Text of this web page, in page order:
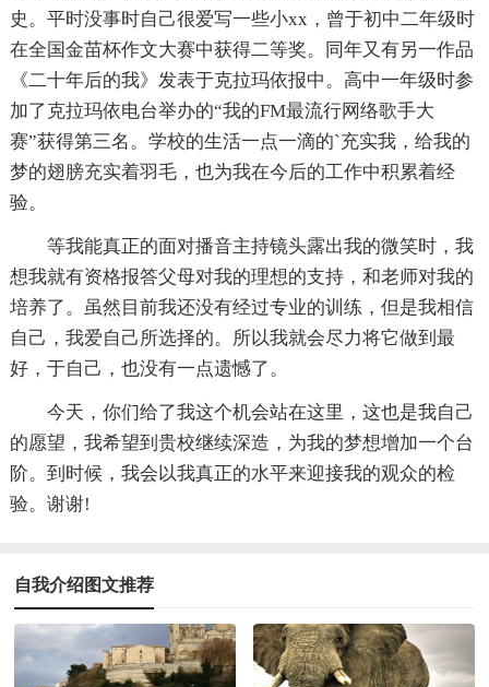
史。平时没事时自己很爱写一些小xx，曾于初中二年级时
在全国金苗杯作文大赛中获得二等奖。同年又有另一作品
《二十年后的我》发表于克拉玛依报中。高中一年级时参
加了克拉玛依电台举办的“我的FM最流行网络歌手大
赛”获得第三名。学校的生活一点一滴的`充实我，给我的
梦的翅膀充实着羽毛，也为我在今后的工作中积累着经
验。
等我能真正的面对播音主持镜头露出我的微笑时，我
想我就有资格报答父母对我的理想的支持，和老师对我的
培养了。虽然目前我还没有经过专业的训练，但是我相信
自己，我爱自己所选择的。所以我就会尽力将它做到最
好，于自己，也没有一点遗憾了。
今天，你们给了我这个机会站在这里，这也是我自己
的愿望，我希望到贵校继续深造，为我的梦想增加一个台
阶。到时候，我会以我真正的水平来迎接我的观众的检
验。谢谢!
自我介绍图文推荐